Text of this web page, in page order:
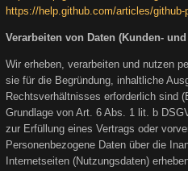
https://help.github.com/articles/
Verarbeiten von Daten (Kunden-
Wir erheben, verarbeiten und nutzen
sie für die Begründung, inhaltliche
Rechtsverhältnisses erforderlich sind
Grundlage von Art. 6 Abs. 1 lit. b
zur Erfüllung eines Vertrags oder
Personenbezogene Daten über die
Internetseiten (Nutzungsdaten)